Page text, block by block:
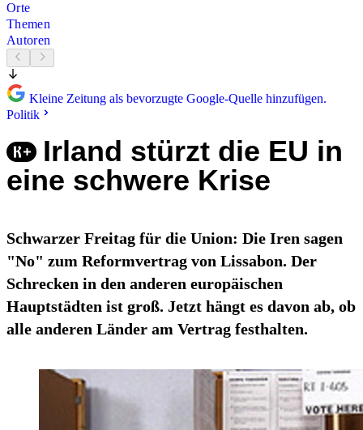
Orte
Themen
Autoren
Kleine Zeitung als bevorzugte Google-Quelle hinzufügen.
Politik
Irland stürzt die EU in
eine schwere Krise
Schwarzer Freitag für die Union: Die Iren sagen
"No" zum Reformvertrag von Lissabon. Der
Schrecken in den anderen europäischen
Hauptstädten ist groß. Jetzt hängt es davon ab, ob
alle anderen Länder am Vertrag festhalten.